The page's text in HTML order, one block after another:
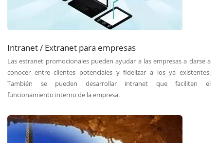
Intranet / Extranet para empresas
Las estranet promocionales pueden ayudar a las empresas a darse a
conocer entre clientes potenciales y fidelizar a los ya existentes.
También se pueden desarrollar intranet que faciliten el
funcionamiento interno de la empresa.